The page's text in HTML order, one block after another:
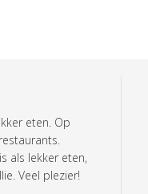
eten. Op
als lekker eten,
Veel plezier!